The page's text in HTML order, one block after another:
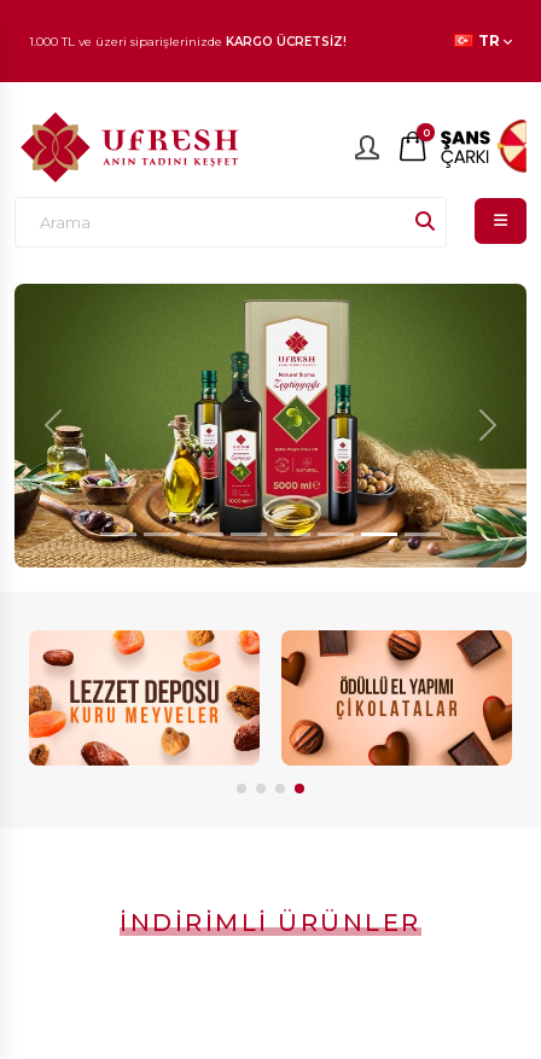
TR
0
Previous Next
İNDIRIMLI ÜRÜNLER